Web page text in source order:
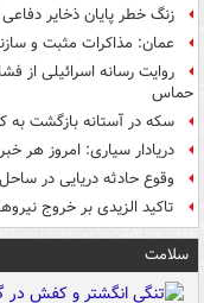
زنگ خطر پایان ذخایر
عمان: مذاکرات مثبت و
روایت رسانه اسرائیلی از
حماس
سکه در آستانه بازگشت به کانال ۱۸۸
دریادار سیاری: امروز هر
وقوع حادثه دریایی در
تاکید الزیدی بر خروج
سلامت